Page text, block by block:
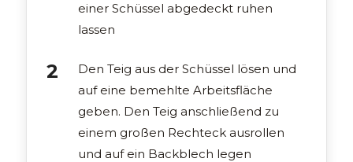
einer Schüssel abgedeckt ruhen
lassen
Den Teig aus der Schüssel lösen und
auf eine bemehlte Arbeitsfläche
geben. Den Teig anschließend zu
einem großen Rechteck ausrollen
und auf ein Backblech legen